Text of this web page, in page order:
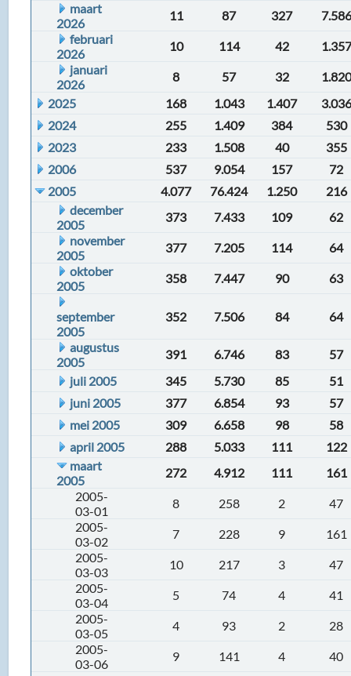
maart
2026
11 87 327
7.586
februari
2026
10 114 42
1.357
januari
2026
8 57 32
1.820
2025
168 1.043 1.407
3.036
2024
255 1.409 384
530
2023
233 1.508 40
355
2006
537 9.054 157
72
2005
4.077 76.424 1.250
216
december
2005
373 7.433 109
62
november
2005
377 7.205 114
64
oktober
2005
358 7.447 90 63
september
2005
352 7.506 84 64
augustus
2005
391 6.746 83
57
juli 2005
345 5.730 85
51
juni 2005
377 6.854 93
57
mei 2005
309 6.658 98
58
april 2005
288 5.033 111
122
maart
2005
272 4.912 111
161
2005-
03-01
8 258 2
47
2005-
03-02
7 228 9
161
2005-
03-03
10 217 3
47
2005-
03-04
5 74 4
41
2005-
03-05
4 93 2
28
2005-
03-06
9 141 4
40